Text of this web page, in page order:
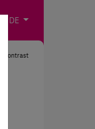
DE Sprache wählen
Kontrast